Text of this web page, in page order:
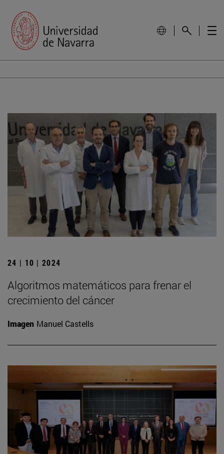
24 | 10 | 2024
Algoritmos matemáticos para frenar el
crecimiento del cáncer
Imagen Manuel Castells